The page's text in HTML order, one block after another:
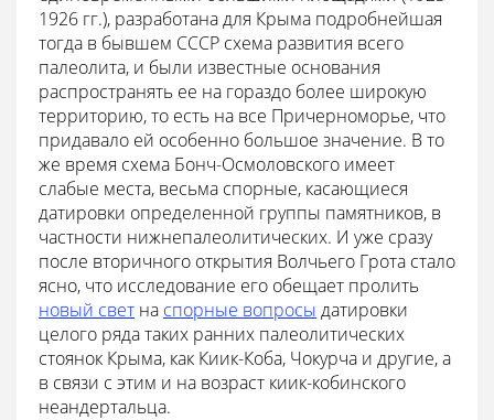
1926 гг.), разработана для Крыма подробнейшая
тогда в бывшем СССР схема развития всего
палеолита, и были известные основания
распространять ее на гораздо более широкую
территорию, то есть на все Причерноморье, что
придавало ей особенно большое значение. В то
же время схема Бонч-Осмоловского имеет
слабые места, весьма спорные, касающиеся
датировки определенной группы памятников, в
частности нижнепалеолитических. И уже сразу
после вторичного открытия Волчьего Грота стало
ясно, что исследование его обещает пролить
новый свет на спорные вопросы датировки
целого ряда таких ранних палеолитических
стоянок Крыма, как Киик-Коба, Чокурча и другие, а
в связи с этим и на возраст киик-кобинского
неандертальца.